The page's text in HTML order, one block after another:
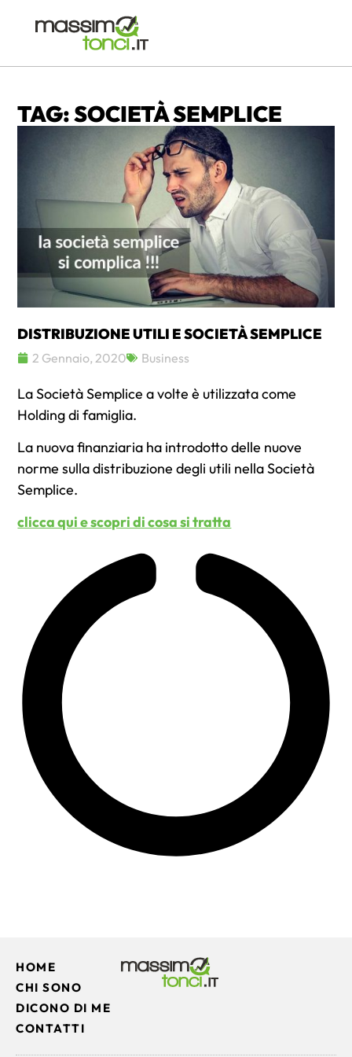
TAG: SOCIETÀ SEMPLICE
DISTRIBUZIONE UTILI E SOCIETÀ SEMPLICE
2 Gennaio, 2020 Business
La Società Semplice a volte è utilizzata come
Holding di famiglia.
La nuova finanziaria ha introdotto delle nuove
norme sulla distribuzione degli utili nella Società
Semplice.
clicca qui e scopri di cosa si tratta
HOME
CHI SONO
DICONO DI ME
CONTATTI